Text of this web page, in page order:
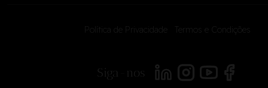
Política de Privacidade Termos e Condições
Siga-nos